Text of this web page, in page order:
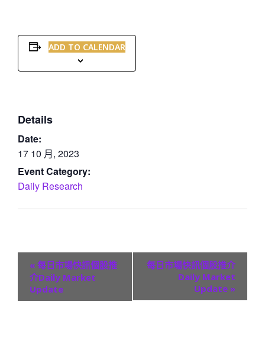
ADD TO CALENDAR
Details
Date:
17 10 月, 2023
Event Category:
Daily Research
« 每日市場快訊個股推
介Daily Market
Update
每日市場快訊個股推介
Daily Market
Update »